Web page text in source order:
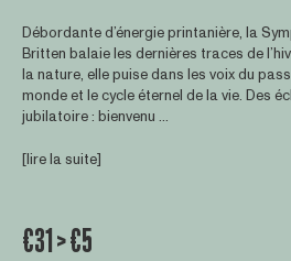
Débordante d’énergie printanière, la
Britten balaie les dernières traces de
la nature, elle puise dans les voix du
monde et le cycle éternel de la vie. Des
jubilatoire : bienvenu ...
[lire la suite]
€31 > €5